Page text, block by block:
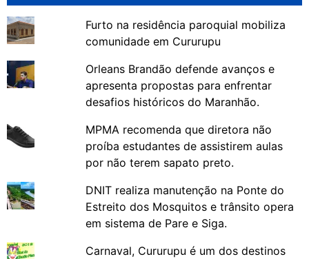
Furto na residência paroquial mobiliza
comunidade em Cururupu
Orleans Brandão defende avanços e
apresenta propostas para enfrentar
desafios históricos do Maranhão.
MPMA recomenda que diretora não
proíba estudantes de assistirem aulas
por não terem sapato preto.
DNIT realiza manutenção na Ponte do
Estreito dos Mosquitos e trânsito opera
em sistema de Pare e Siga.
Carnaval, Cururupu é um dos destinos